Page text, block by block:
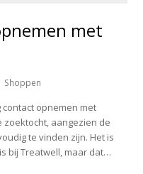
met
Shoppen
opnemen met
zoektocht, aangezien de
te vinden zijn. Het is
bij Treatwell, maar dat…